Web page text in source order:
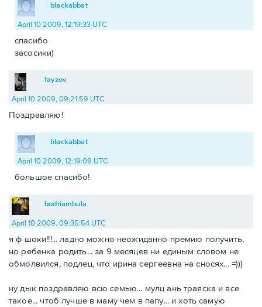
blackabbat
April 10 2009, 12:19:33 UTC
спасибо
засосики)
fayzov
April 10 2009, 09:21:59 UTC
Поздравляю!
blackabbat
April 10 2009, 12:19:09 UTC
большое спасибо!
bodriambula
April 10 2009, 09:35:54 UTC
я ф шоки!!!... ладно можно неожиданно премию получить,
но ребенка родить... за 9 месяцев ни единым словом не
обмолвился, подлец, что ирина сергеевна на сносях... =)))
ну дык поздравляю всю семью... мулц ань траяска и все
такое... чтоб лучше в маму чем в папу... и хоть самую